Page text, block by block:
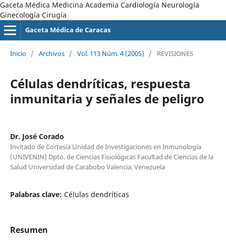
Gaceta Médica Medicina Academia Cardiología Neurología
Ginecología Cirugía
Gaceta Médica de Caracas
Inicio / Archivos / Vol. 113 Núm. 4 (2005) / REVISIONES
Células dendríticas, respuesta
inmunitaria y señales de peligro
Dr. José Corado
Invitado de Cortesía Unidad de Investigaciones en Inmunología
(UNIVENIN) Dpto. de Ciencias Fisiológicas Facultad de Ciencias de la
Salud Universidad de Carabobo Valencia. Venezuela
Palabras clave: Células dendríticas
Resumen